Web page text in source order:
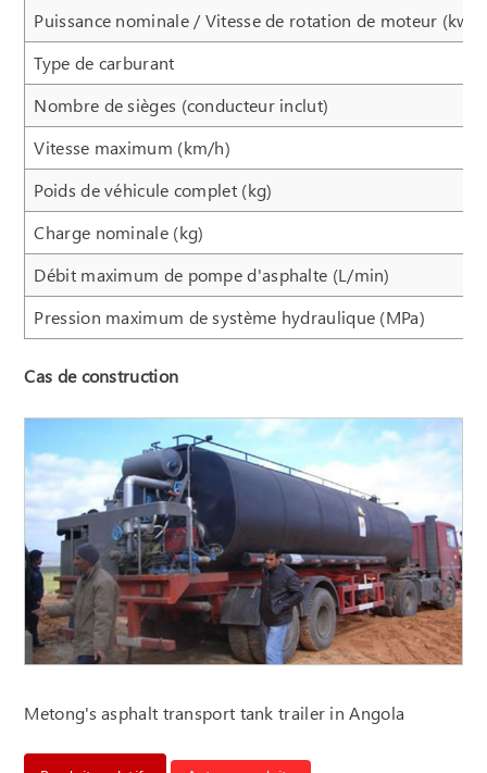
Puissance nominale / Vitesse de rotation de moteur (kw/
Type de carburant
Nombre de sièges (conducteur inclut)
Vitesse maximum (km/h)
Poids de véhicule complet (kg)
Charge nominale (kg)
Débit maximum de pompe d'asphalte (L/min)
Pression maximum de système hydraulique (MPa)
Cas de construction
Metong's asphalt transport tank trailer in Angola